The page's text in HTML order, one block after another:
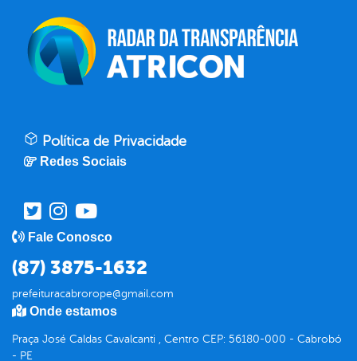
Política de Privacidade
Redes Sociais
Fale Conosco
(87) 3875-1632
prefeituracabrorope@gmail.com
Onde estamos
Praça José Caldas Cavalcanti , Centro CEP: 56180-000 - Cabrobó
- PE